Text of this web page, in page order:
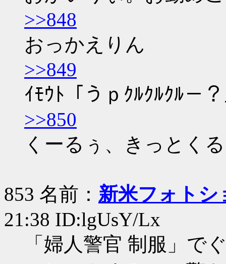
>>848
おっかえりん
>>849
ｲﾓｳﾄ「うｐｸﾙｸﾙｸﾙ－
>>850
くーるぅ、きっとく
853 名前： 新米フォトシ
21:38 ID:lgUsY/Lx
「婦人警官 制服」で